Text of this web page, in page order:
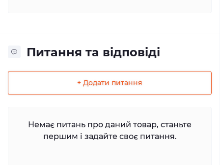
Питання та відповіді
+ Додати питання
Немає питань про даний товар, станьте
першим і задайте своє питання.